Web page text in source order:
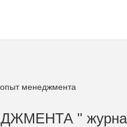
менеджмента
"